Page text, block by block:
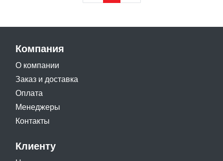
Компания
О компании
Заказ и доставка
Оплата
Менеджеры
Контакты
Клиенту